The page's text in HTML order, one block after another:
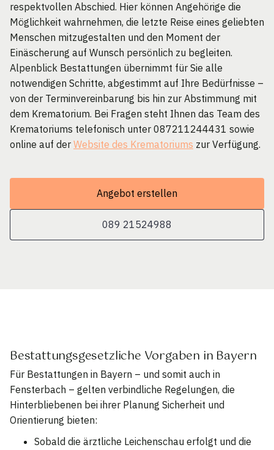
respektvollen Abschied. Hier können Angehörige die
Möglichkeit wahrnehmen, die letzte Reise eines geliebten
Menschen mitzugestalten und den Moment der
Einäscherung auf Wunsch persönlich zu begleiten.
Alpenblick Bestattungen übernimmt für Sie alle
notwendigen Schritte, abgestimmt auf Ihre Bedürfnisse –
von der Terminvereinbarung bis hin zur Abstimmung mit
dem Krematorium. Bei Fragen steht Ihnen das Team des
Krematoriums telefonisch unter 087211244431 sowie
online auf der Website des Krematoriums zur Verfügung.
Angebot erstellen
089 21524988
Bestattungsgesetzliche Vorgaben in Bayern
Für Bestattungen in Bayern – und somit auch in
Fensterbach – gelten verbindliche Regelungen, die
Hinterbliebenen bei ihrer Planung Sicherheit und
Orientierung bieten:
Sobald die ärztliche Leichenschau erfolgt und die